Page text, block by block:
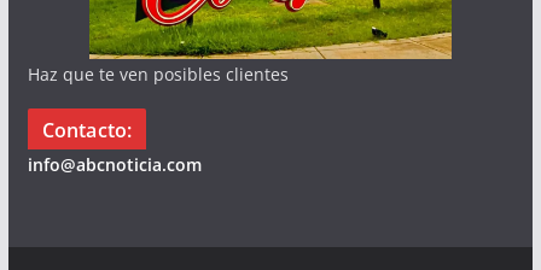
Haz que te ven posibles clientes
Contacto:
info@abcnoticia.com